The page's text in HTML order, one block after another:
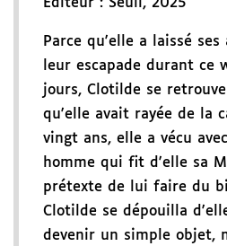
Parce qu'elle a laissé ses
leur escapade durant ce
jours, Clotilde se
qu'elle avait rayée de la
vingt ans, elle a vécu
homme qui fit d'elle sa
prétexte de lui faire du
Clotilde se dépouilla
devenir un simple objet,